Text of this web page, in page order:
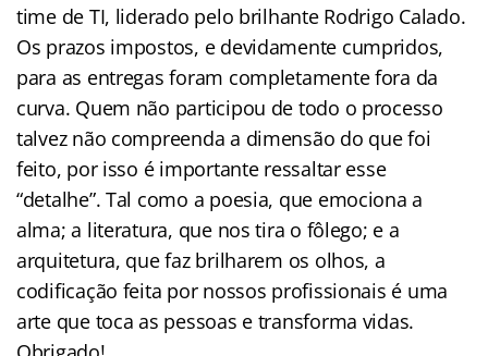
time de TI, liderado pelo brilhante Rodrigo Calado.
Os prazos impostos, e devidamente cumpridos,
para as entregas foram completamente fora da
curva. Quem não participou de todo o processo
talvez não compreenda a dimensão do que foi
feito, por isso é importante ressaltar esse
“detalhe”. Tal como a poesia, que emociona a
alma; a literatura, que nos tira o fôlego; e a
arquitetura, que faz brilharem os olhos, a
codificação feita por nossos profissionais é uma
arte que toca as pessoas e transforma vidas.